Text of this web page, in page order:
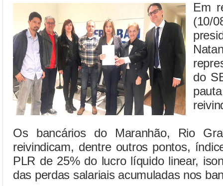
Em
(10/
do
Os bancários do Maranhão, Rio
reivindicam, dentre outros pontos,
PLR de 25% do lucro líquido linear,
das perdas salariais acumuladas nos